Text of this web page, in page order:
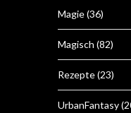
Magie(36)
Magisch (82)
Rezepte(23)
UrbanFantasy